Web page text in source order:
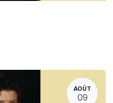
AOÛT
09